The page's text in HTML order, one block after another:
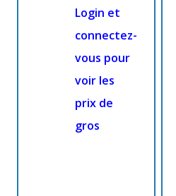
Login et
connectez-
vous pour
voir les
prix de
gros